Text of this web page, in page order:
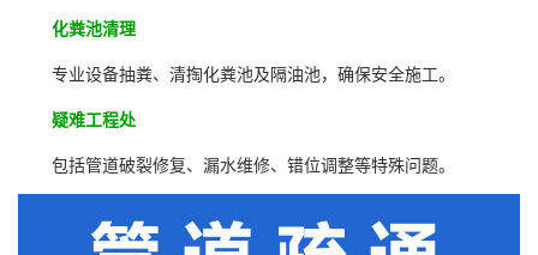
化粪池清理
专业设备抽粪、清掏化粪池及隔油池，确保安全施工。
疑难工程处
包括管道破裂修复、漏水维修、错位调整等特殊问题。